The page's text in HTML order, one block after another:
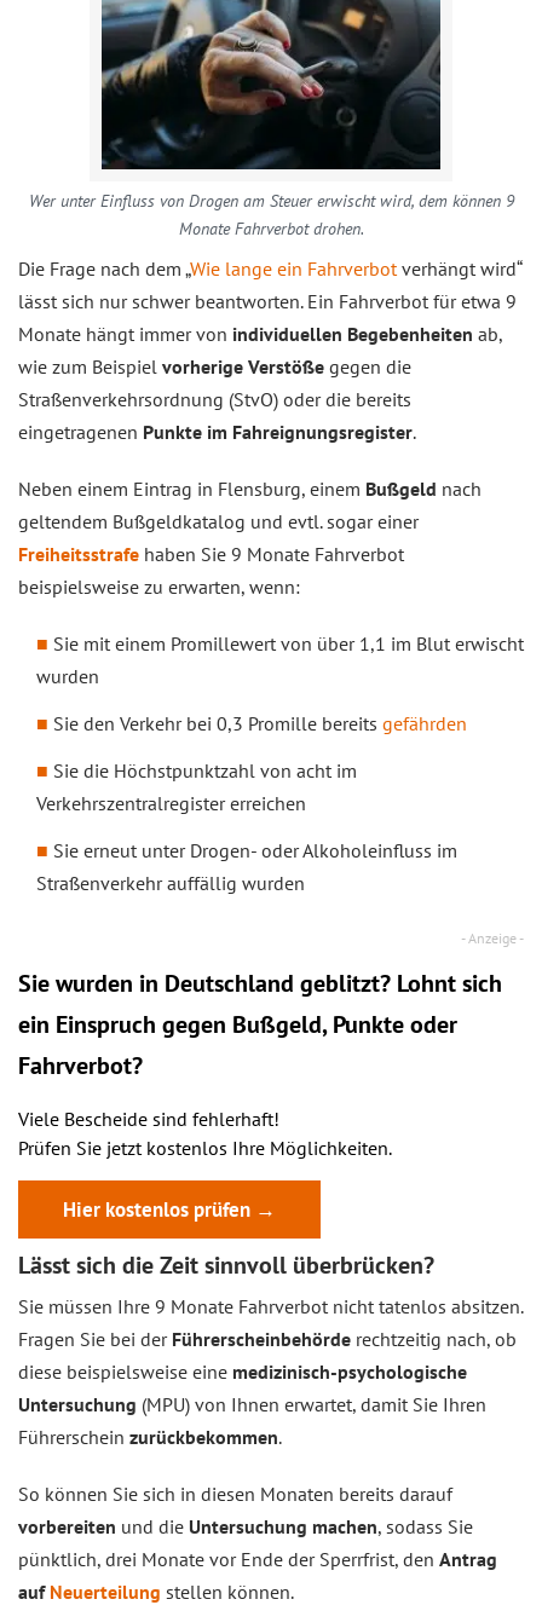
Wer unter Einfluss von Drogen am Steuer erwischt wird, dem können 9
Monate Fahrverbot drohen.
Die Frage nach dem „Wie lange ein Fahrverbotverhängt wird“
lässt sich nur schwer beantworten. Ein Fahrverbot für etwa 9
Monate hängt immer von individuellen Begebenheiten ab,
wie zum Beispiel vorherige Verstöße gegen die
Straßenverkehrsordnung (StvO) oder die bereits
eingetragenen Punkte im Fahreignungsregister.
Neben einem Eintrag in Flensburg, einem Bußgeld nach
geltendem Bußgeldkatalog und evtl. sogar einer
Freiheitsstrafe haben Sie 9 Monate Fahrverbot
beispielsweise zu erwarten, wenn:
Sie mit einem Promillewert von über 1,1 im Blut erwischt
wurden
Sie den Verkehr bei 0,3 Promille bereits gefährden
Sie die Höchstpunktzahl von acht im
Verkehrszentralregister erreichen
Sie erneut unter Drogen- oder Alkoholeinfluss im
Straßenverkehr auffällig wurden
Sie wurden in Deutschland geblitzt? Lohnt sich
ein Einspruch gegen Bußgeld, Punkte oder
Fahrverbot?
Viele Bescheide sind fehlerhaft!
Prüfen Sie jetzt kostenlos Ihre Möglichkeiten.
Hier kostenlos prüfen →
Lässt sich die Zeit sinnvoll überbrücken?
Sie müssen Ihre 9 Monate Fahrverbot nicht tatenlos absitzen.
Fragen Sie bei der Führerscheinbehörde rechtzeitig nach, ob
diese beispielsweise eine medizinisch-psychologische
Untersuchung (MPU) von Ihnen erwartet, damit Sie Ihren
Führerschein zurückbekommen.
So können Sie sich in diesen Monaten bereits darauf
vorbereiten und die Untersuchung machen, sodass Sie
pünktlich, drei Monate vor Ende der Sperrfrist, den Antrag
auf Neuerteilung stellen können.